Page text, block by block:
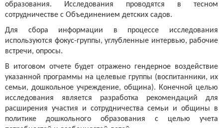
образования. Исследования проводятся в тесном
сотрудничестве с Объединением детских садов.
Для сбора информации в процессе исследования
используются фокус-группы, углубленные интервью, рабочие
встречи, опросы.
В итоговом отчете будет отражено гендерное воздействие
указанной программы на целевые группы (воспитанники, их
семьи, дошкольное учреждение, община). Конечной целью
исследования является разработка рекомендаций для
расширения участия и сотрудничества семьи и общины в
политике дошкольного образования с целью учета